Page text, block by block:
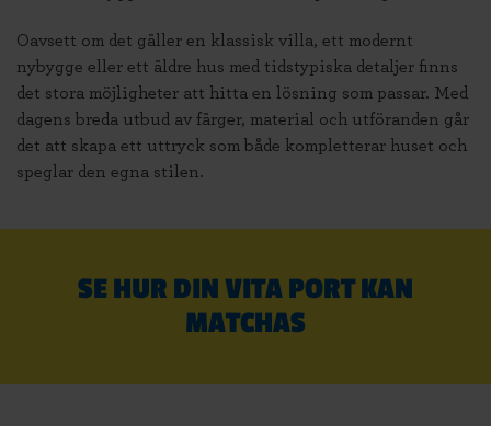
Oavsett om det gäller en klassisk villa, ett modernt
nybygge eller ett äldre hus med tidstypiska detaljer finns
det stora möjligheter att hitta en lösning som passar. Med
dagens breda utbud av färger, material och utföranden går
det att skapa ett uttryck som både kompletterar huset och
speglar den egna stilen.
SE HUR DIN VITA PORT KAN
MATCHAS